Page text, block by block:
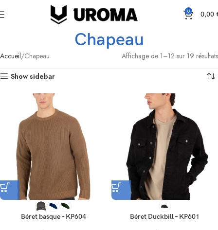
0 0,00
Chapeau
Accueil Chapeau Affichage de 1–12 sur 19 résultats
Show sidebar
Béret basque – KP604 Béret Duckbill – KP601